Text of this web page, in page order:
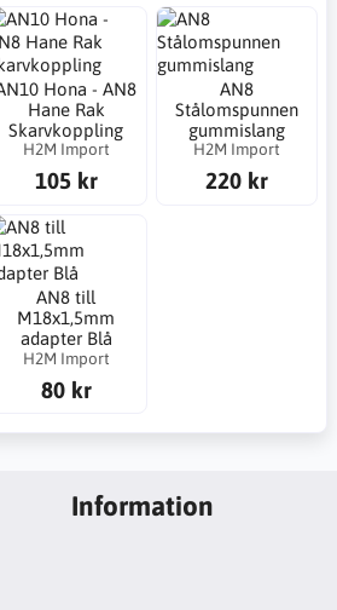
Hona - AN8
Hane Rak
Skarvkoppling
H2M Import
105 kr
AN8
Stålomspunnen
gummislang
H2M Import
220 kr
AN8 till
M18x1,5mm
adapter Blå
H2M Import
80 kr
Information